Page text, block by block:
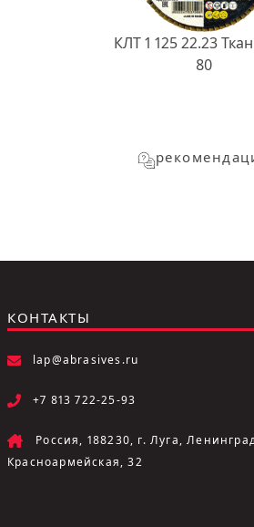
КЛТ 1 125 22.23
80
КОНТАКТЫ
lap@abrasives.ru
+7 813 722-25-93
Россия, 188230, г. Луга,
Красноармейская, 32